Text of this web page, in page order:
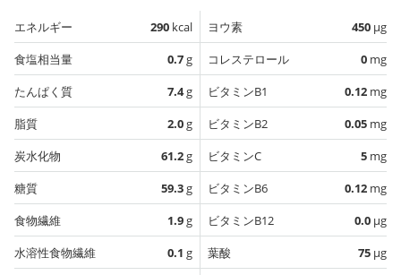
エネルギー 290 kcal
食塩相当量
0.7g
たんぱく質
7.4g
脂質
2.0g
炭水化物
61.2g
糖質
59.3g
食物繊維
1.9g
水溶性食物繊維
0.1 g
ヨウ素 450 µg
コレステロール
0 mg
ビタミンB1
0.12 mg
ビタミンB2
0.05 mg
ビタミンC
5 mg
ビタミンB6
0.12 mg
ビタミンB12
0.0 µg
葉酸
75 µg